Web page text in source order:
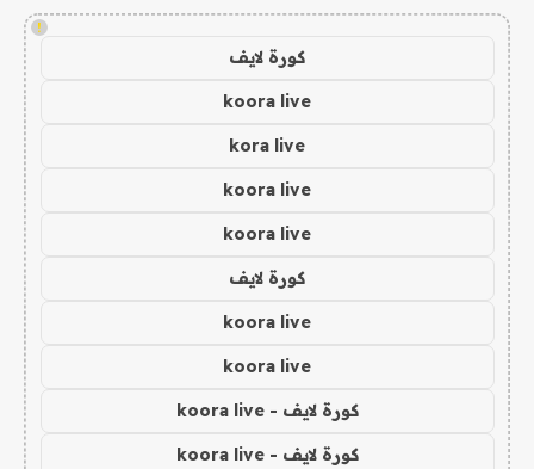
!
كورة لايف
koora live
kora live
koora live
koora live
كورة لايف
koora live
koora live
كورة لايف - koora live
كورة لايف - koora live